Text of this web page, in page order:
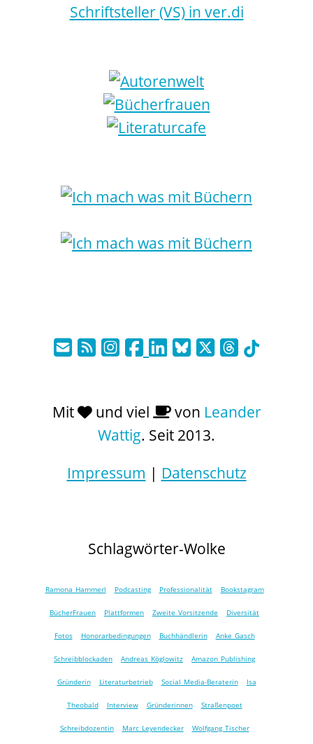
Mit und viel von Leander
Wattig. Seit 2013.
Impressum | Datenschutz
Schlagwörter-Wolke
Ramona Hammerl Podcasting Professionalität Bookstagram
BücherFrauen Plattformen Zweite Vorsitzende Diversität
Fotos Honorarbedingungen Buchhändlerin Anke Gasch
Schreibblockaden Andreas Köglowitz Amazon Publishing
Gründerin Literaturbetrieb Social Media-Beraterin Isa
Theobald Interview Gründerinnen Straßenpoet
Schreibdozentin Marc Leyendecker Wolfgang Tischer